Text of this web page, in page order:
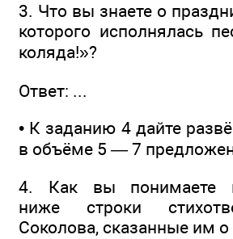
3. Что вы знаете о
которого исполнялась
коляда!»?
Ответ: ...
• К заданию 4 дайте
в объёме 5 — 7
4. Как вы понимаете
ниже строки
Соколова, сказанные им о